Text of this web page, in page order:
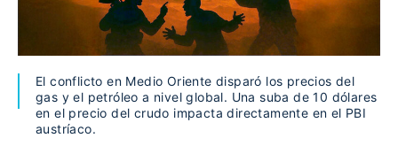
El conflicto en Medio Oriente disparó los precios del
gas y el petróleo a nivel global. Una suba de 10 dólares
en el precio del crudo impacta directamente en el PBI
austríaco.